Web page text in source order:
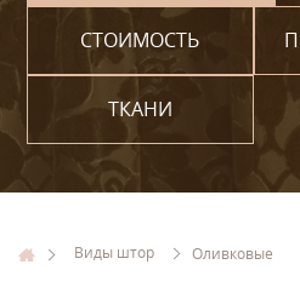
СТОИМОСТЬ
ТКАНИ
Виды штор Оливковые